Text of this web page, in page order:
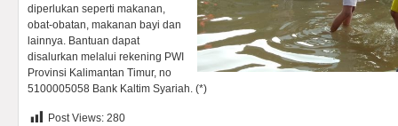
diperlukan seperti makanan,
obat-obatan, makanan bayi dan
lainnya. Bantuan dapat
disalurkan melalui rekening PWI
Provinsi Kalimantan Timur, no
5100005058 Bank Kaltim Syariah. (*)
Post Views: 280